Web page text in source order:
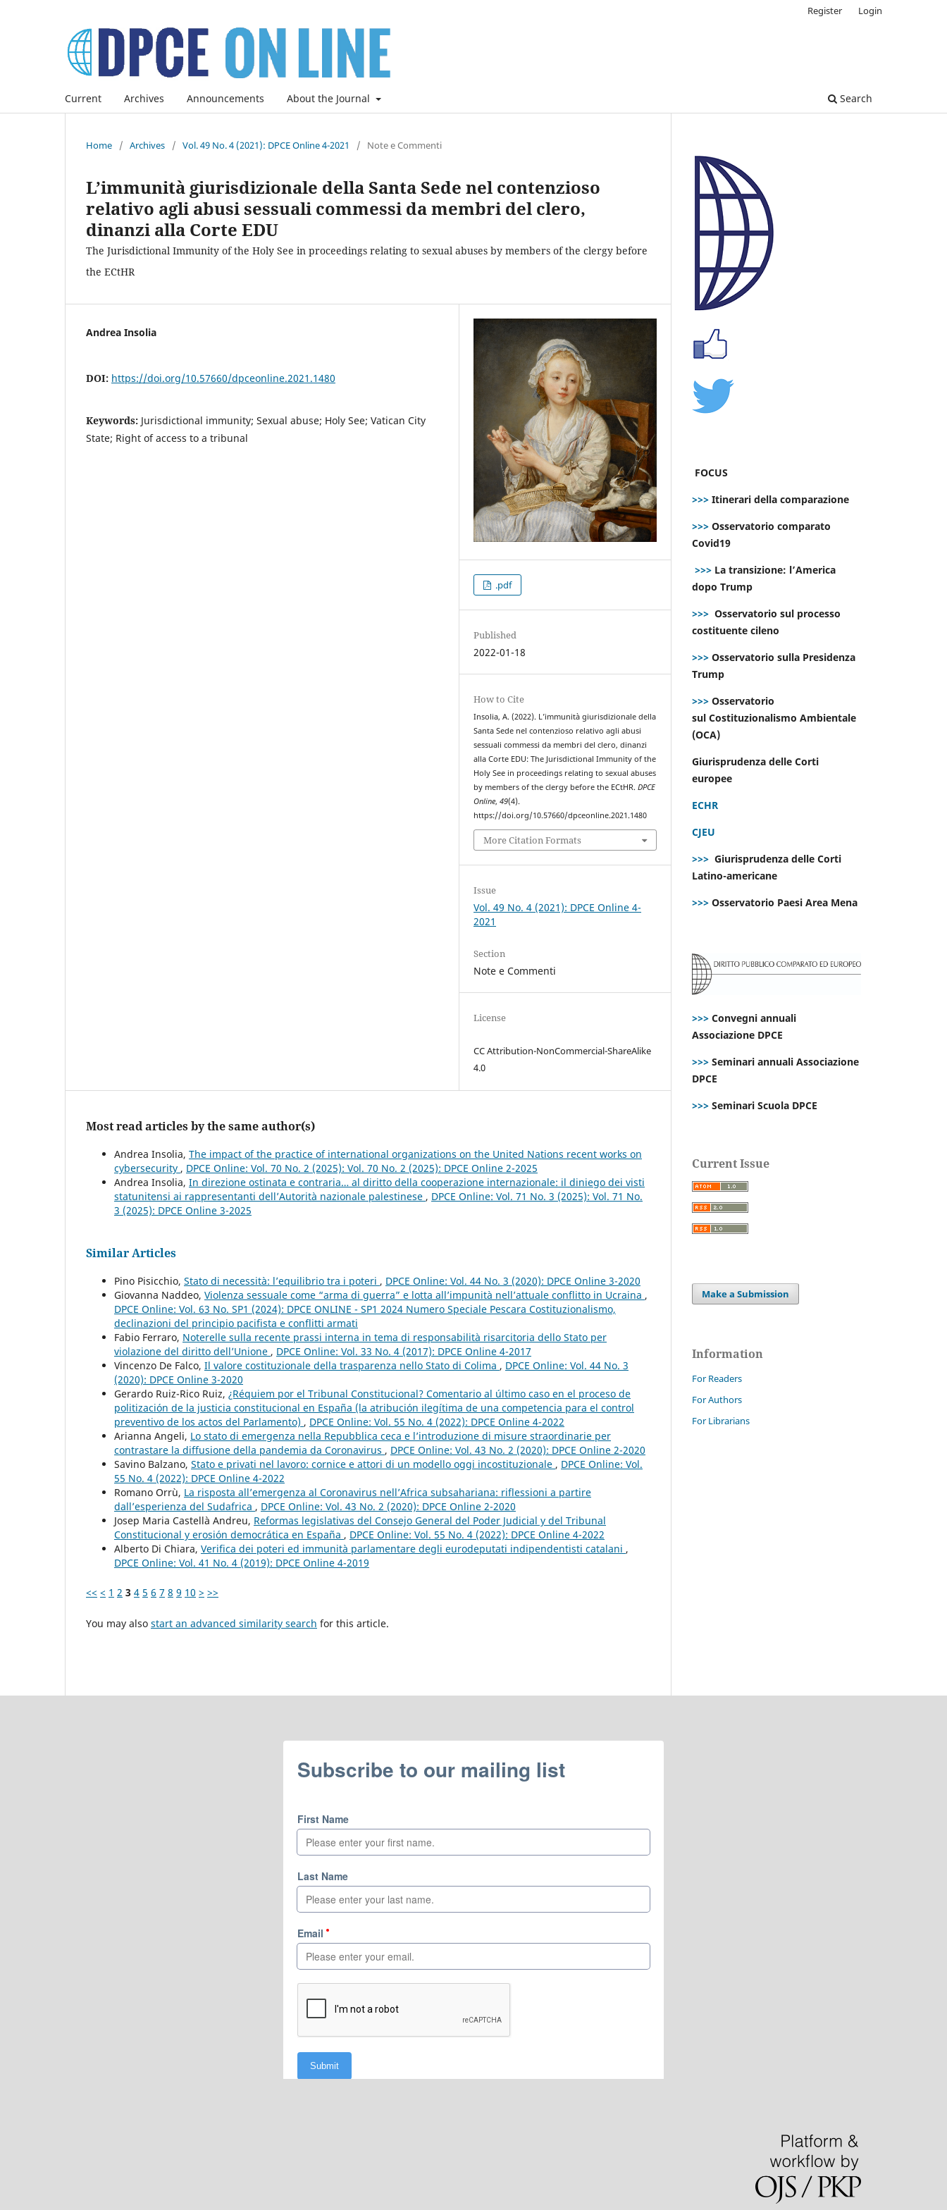
Current Archives Announcements About the Journal Search
Register Login
Home / Archives / Vol. 49 No. 4 (2021): DPCE Online 4-2021 / Note e Commenti
L’immunità giurisdizionale della Santa Sede nel contenzioso
relativo agli abusi sessuali commessi da membri del clero,
dinanzi alla Corte EDU
The Jurisdictional Immunity of the Holy See in proceedings relating to sexual abuses by members of the clergy before
the ECtHR
Andrea Insolia
DOI: https://doi.org/10.57660/dpceonline.2021.1480
Keywords: Jurisdictional immunity; Sexual abuse; Holy See; Vatican City
State; Right of access to a tribunal
.pdf
Published
2022-01-18
How to Cite
Insolia, A. (2022). L’immunità giurisdizionale della
Santa Sede nel contenzioso relativo agli abusi
sessuali commessi da membri del clero, dinanzi
alla Corte EDU: The Jurisdictional Immunity of the
Holy See in proceedings relating to sexual abuses
by members of the clergy before the ECtHR.DPCE
Online,49(4).
https://doi.org/10.57660/dpceonline.2021.1480
More Citation Formats
Issue
Vol. 49 No. 4 (2021): DPCE Online 4-
2021
Section
Note e Commenti
License
CC Attribution-NonCommercial-ShareAlike
4.0
Most read articles by the same author(s)
Andrea Insolia, The impact of the practice of international organizations on the United Nations recent works on
cybersecurity , DPCE Online: Vol. 70 No. 2 (2025): Vol. 70 No. 2 (2025): DPCE Online 2-2025
Andrea Insolia, In direzione ostinata e contraria… al diritto della cooperazione internazionale: il diniego dei visti
statunitensi ai rappresentanti dell’Autorità nazionale palestinese , DPCE Online: Vol. 71 No. 3 (2025): Vol. 71 No.
3 (2025): DPCE Online 3-2025
Similar Articles
Pino Pisicchio, Stato di necessità: l’equilibrio tra i poteri , DPCE Online: Vol. 44 No. 3 (2020): DPCE Online 3-2020
Giovanna Naddeo, Violenza sessuale come “arma di guerra” e lotta all’impunità nell’attuale conflitto in Ucraina ,
DPCE Online: Vol. 63 No. SP1 (2024): DPCE ONLINE - SP1 2024 Numero Speciale Pescara Costituzionalismo,
declinazioni del principio pacifista e conflitti armati
Fabio Ferraro, Noterelle sulla recente prassi interna in tema di responsabilità risarcitoria dello Stato per
violazione del diritto dell’Unione , DPCE Online: Vol. 33 No. 4 (2017): DPCE Online 4-2017
Vincenzo De Falco, Il valore costituzionale della trasparenza nello Stato di Colima , DPCE Online: Vol. 44 No. 3
(2020): DPCE Online 3-2020
Gerardo Ruiz-Rico Ruiz, ¿Réquiem por el Tribunal Constitucional? Comentario al último caso en el proceso de
politización de la justicia constitucional en España (la atribución ilegítima de una competencia para el control
preventivo de los actos del Parlamento) , DPCE Online: Vol. 55 No. 4 (2022): DPCE Online 4-2022
Arianna Angeli, Lo stato di emergenza nella Repubblica ceca e l’introduzione di misure straordinarie per
contrastare la diffusione della pandemia da Coronavirus , DPCE Online: Vol. 43 No. 2 (2020): DPCE Online 2-2020
Savino Balzano, Stato e privati nel lavoro: cornice e attori di un modello oggi incostituzionale , DPCE Online: Vol.
55 No. 4 (2022): DPCE Online 4-2022
Romano Orrù, La risposta all’emergenza al Coronavirus nell’Africa subsahariana: riflessioni a partire
dall’esperienza del Sudafrica , DPCE Online: Vol. 43 No. 2 (2020): DPCE Online 2-2020
Josep Maria Castellà Andreu, Reformas legislativas del Consejo General del Poder Judicial y del Tribunal
Constitucional y erosión democrática en España , DPCE Online: Vol. 55 No. 4 (2022): DPCE Online 4-2022
Alberto Di Chiara, Verifica dei poteri ed immunità parlamentare degli eurodeputati indipendentisti catalani ,
DPCE Online: Vol. 41 No. 4 (2019): DPCE Online 4-2019
<< < 1 2 3 4 5 6 7 8 9 10 > >>
You may also start an advanced similarity search for this article.
FOCUS
>>> Itinerari della comparazione
>>> Osservatorio comparato
Covid19
>>> La transizione: l’America
dopo Trump
>>> Osservatorio sul processo
costituente cileno
>>> Osservatorio sulla Presidenza
Trump
>>> Osservatorio
sul Costituzionalismo Ambientale
(OCA)
Giurisprudenza delle Corti
europee
ECHR
CJEU
>>> Giurisprudenza delle Corti
Latino-americane
>>> Osservatorio Paesi Area Mena
>>> Convegni annuali
Associazione DPCE
>>> Seminari annuali Associazione
DPCE
>>> Seminari Scuola DPCE
Current Issue
Make a Submission
Information
For Readers
For Authors
For Librarians